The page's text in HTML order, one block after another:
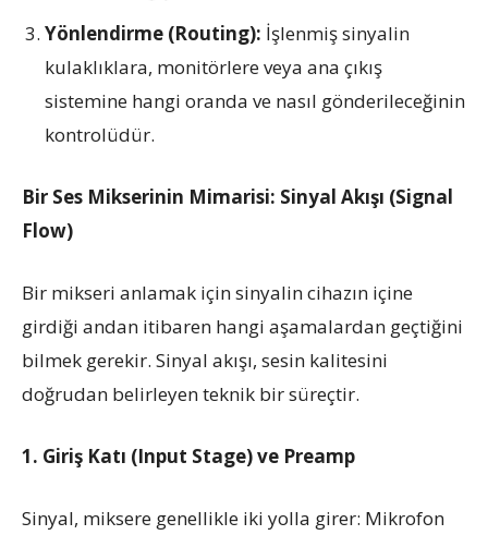
Yönlendirme (Routing): İşlenmiş sinyalin
kulaklıklara, monitörlere veya ana çıkış
sistemine hangi oranda ve nasıl gönderileceğinin
kontrolüdür.
Bir Ses Mikserinin Mimarisi: Sinyal Akışı (Signal
Flow)
Bir mikseri anlamak için sinyalin cihazın içine
girdiği andan itibaren hangi aşamalardan geçtiğini
bilmek gerekir. Sinyal akışı, sesin kalitesini
doğrudan belirleyen teknik bir süreçtir.
1. Giriş Katı (Input Stage) ve Preamp
Sinyal, miksere genellikle iki yolla girer: Mikrofon